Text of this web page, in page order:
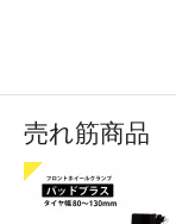
売れ筋商品